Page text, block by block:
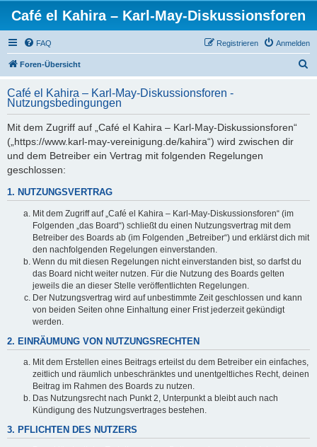
Café el Kahira – Karl-May-Diskussionsforen
FAQ Anmelden
Registrieren
Foren-Übersicht
h
Café el Kahira – Karl-May-Diskussionsforen -
Nutzungsbedingungen
Mit dem Zugriff auf „Café el Kahira – Karl-May-Diskussionsforen“
(„https://www.karl-may-vereinigung.de/kahira“) wird zwischen dir
und dem Betreiber ein Vertrag mit folgenden Regelungen
geschlossen:
1. NUTZUNGSVERTRAG
Mit dem Zugriff auf „Café el Kahira – Karl-May-Diskussionsforen“ (im
Folgenden „das Board“) schließt du einen Nutzungsvertrag mit dem
Betreiber des Boards ab (im Folgenden „Betreiber“) und erklärst dich mit
den nachfolgenden Regelungen einverstanden.
Wenn du mit diesen Regelungen nicht einverstanden bist, so darfst du
das Board nicht weiter nutzen. Für die Nutzung des Boards gelten
jeweils die an dieser Stelle veröffentlichten Regelungen.
Der Nutzungsvertrag wird auf unbestimmte Zeit geschlossen und kann
von beiden Seiten ohne Einhaltung einer Frist jederzeit gekündigt
werden.
2. EINRÄUMUNG VON NUTZUNGSRECHTEN
Mit dem Erstellen eines Beitrags erteilst du dem Betreiber ein einfaches,
zeitlich und räumlich unbeschränktes und unentgeltliches Recht, deinen
Beitrag im Rahmen des Boards zu nutzen.
Das Nutzungsrecht nach Punkt 2, Unterpunkt a bleibt auch nach
Kündigung des Nutzungsvertrages bestehen.
3. PFLICHTEN DES NUTZERS